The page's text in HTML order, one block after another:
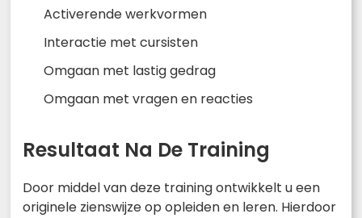
Activerende werkvormen
Interactie met cursisten
Omgaan met lastig gedrag
Omgaan met vragen en reacties
Resultaat Na De Training
Door middel van deze training ontwikkelt u een
originele zienswijze op opleiden en leren. Hierdoor